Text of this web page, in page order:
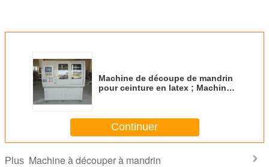
Machine de découpe de mandrin
pour ceinture en latex ; Machine
Continuer
Plus Machine à découper à mandrin